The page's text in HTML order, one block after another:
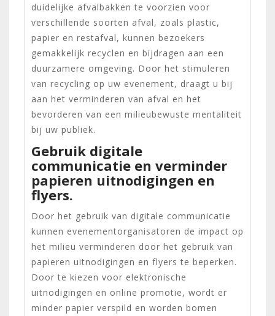
duidelijke afvalbakken te voorzien voor
verschillende soorten afval, zoals plastic,
papier en restafval, kunnen bezoekers
gemakkelijk recyclen en bijdragen aan een
duurzamere omgeving. Door het stimuleren
van recycling op uw evenement, draagt u bij
aan het verminderen van afval en het
bevorderen van een milieubewuste mentaliteit
bij uw publiek.
Gebruik digitale
communicatie en verminder
papieren uitnodigingen en
flyers.
Door het gebruik van digitale communicatie
kunnen evenementorganisatoren de impact op
het milieu verminderen door het gebruik van
papieren uitnodigingen en flyers te beperken.
Door te kiezen voor elektronische
uitnodigingen en online promotie, wordt er
minder papier verspild en worden bomen